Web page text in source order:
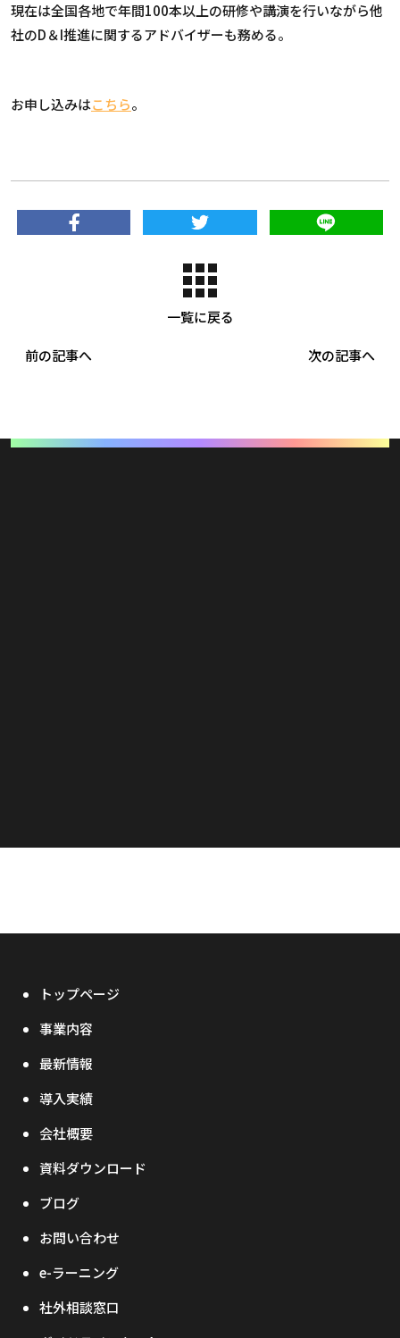
現在は全国各地で年間100本以上の研修や講演を行いながら他
社のD＆I推進に関するアドバイザーも務める。
お申し込みはこちら。
一覧に戻る
前の記事へ 次の記事へ
トップページ
事業内容
最新情報
導入実績
会社概要
資料ダウンロード
ブログ
お問い合わせ
e-ラーニング
社外相談窓口